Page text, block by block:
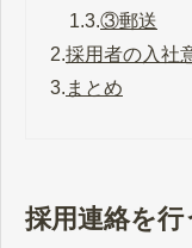
1.3.③郵送
2.採用者の入社
3. まとめ
採用連絡を